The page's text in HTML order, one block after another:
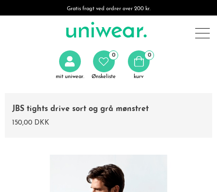
Gratis fragt ved ordrer over 200 kr.
mit uniwear. Ønskeliste
0 0
kurv
JBS tights drive sort og grå mønstret
150,00 DKK